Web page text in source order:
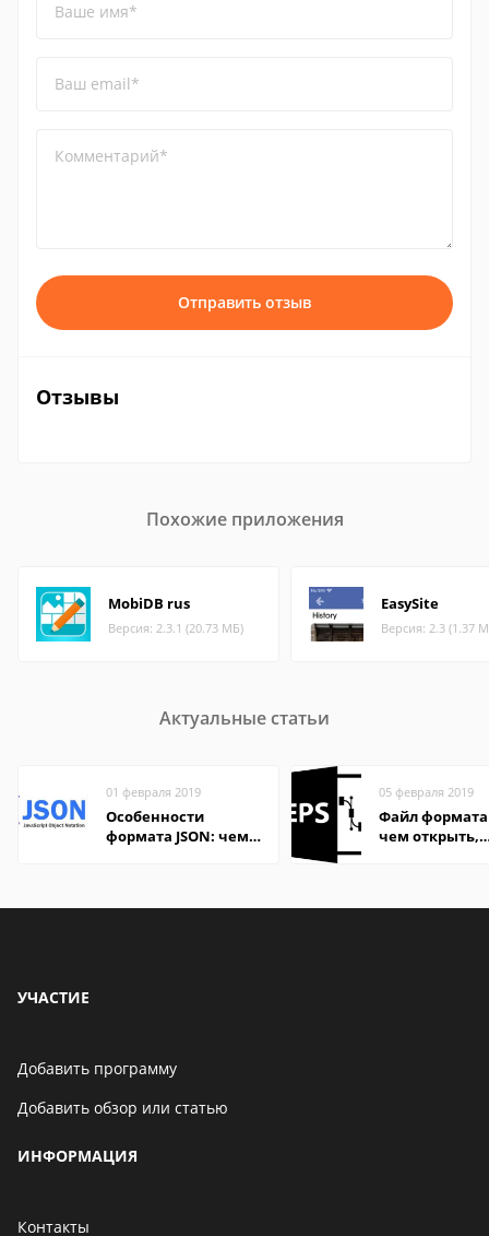
Ваше имя*
Ваш email*
Комментарий*
Отправить отзыв
Отзывы
Похожие приложения
MobiDB rus
Версия: 2.3.1 (20.73 МБ)
EasySite
Версия: 2.3 (1.37
Актуальные статьи
01 февраля 2019
Особенности
формата JSON: чем
05 февраля 2019
Файл формата
чем открыть,
УЧАСТИЕ
Добавить программу
Добавить обзор или статью
ИНФОРМАЦИЯ
Контакты